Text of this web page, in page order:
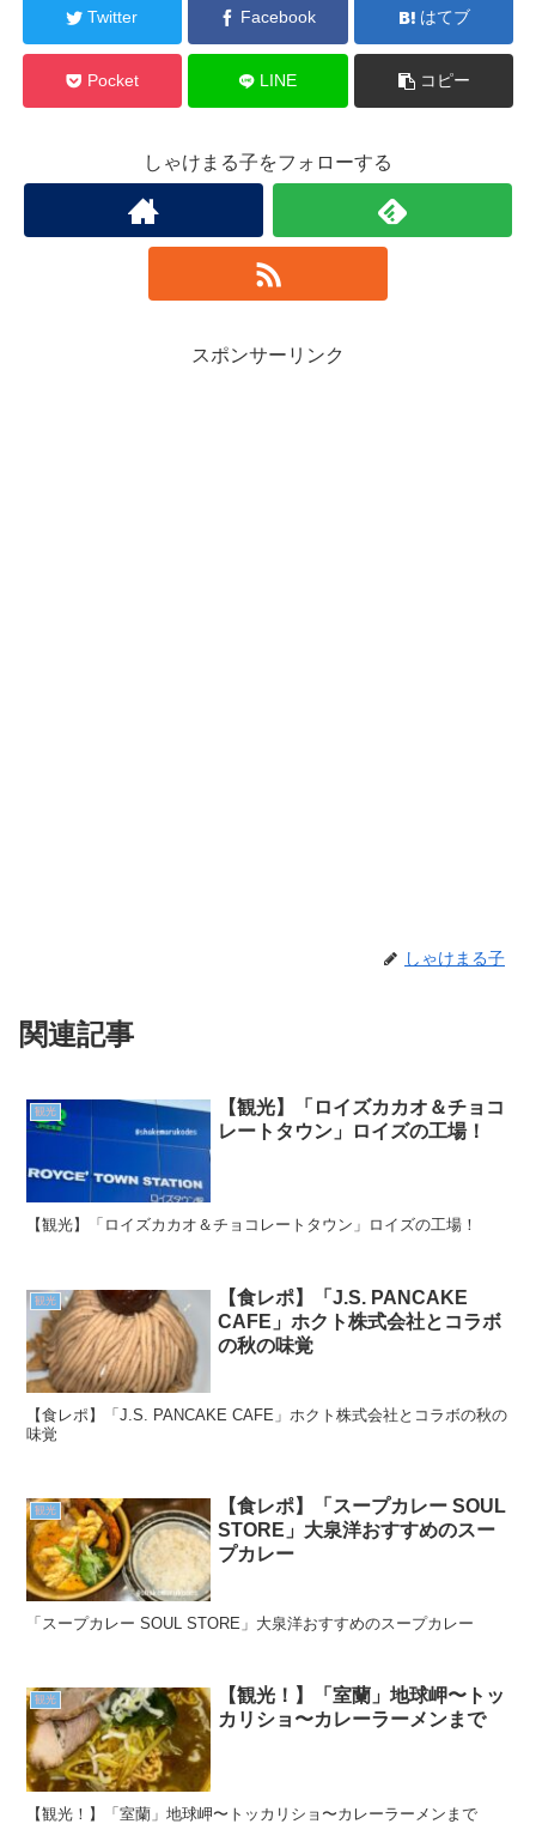
Twitter Facebook はてブ
Pocket LINE コピー
しゃけまる子をフォローする
スポンサーリンク
しゃけまる子
関連記事
観光
【観光】「ロイズカカオ＆チョコ
レートタウン」ロイズの工場！
【観光】「ロイズカカオ＆チョコレートタウン」ロイズの工場！
観光
【食レポ】「J.S. PANCAKE
CAFE」ホクト株式会社とコラボ
の秋の味覚
【食レポ】「J.S. PANCAKE CAFE」ホクト株式会社とコラボの秋の
味覚
観光
【食レポ】「スープカレー SOUL
STORE」大泉洋おすすめのスー
プカレー
「スープカレー SOUL STORE」大泉洋おすすめのスープカレー
観光
【観光！】「室蘭」地球岬〜トッ
カリショ〜カレーラーメンまで
【観光！】「室蘭」地球岬〜トッカリショ〜カレーラーメンまで